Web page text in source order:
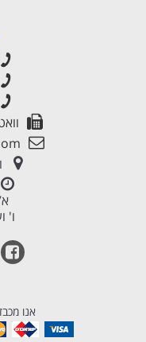
ו'
אנו